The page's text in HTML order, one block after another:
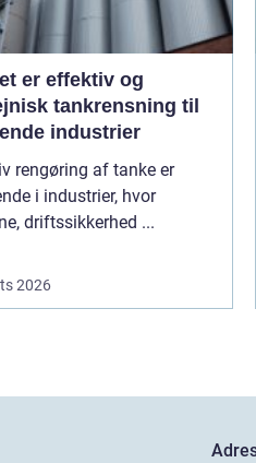
er effektiv og
tankrensning til
industrier
rengøring af tanke er
i industrier, hvor
driftssikkerhed ...
2026